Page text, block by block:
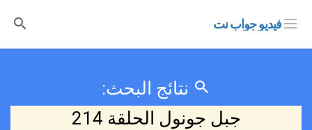
فيديو جواب نت
نتائج البحث:
جبل جونول الحلقة 214